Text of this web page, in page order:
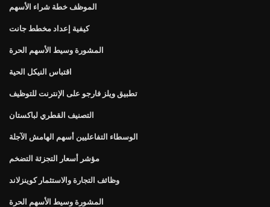
الموظف خطة شراء الأسهم
كيفية إعداد مخطط جانت
المشورة وسيط الأسهم الحرة
اقتباس النيكل الحية
تطبيق ويلز فارجو على الإنترنت للتوظيف
التصنيف القطري لباكستان
الوسطاء التفاعليين أسهم الهامش الآجلة
مؤشر أسعار التجزئة التضخم
وظائف التجارة والاستثمار كوينزلاند
المشورة وسيط الأسهم الحرة